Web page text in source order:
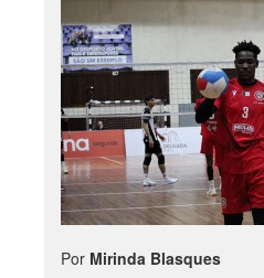
Por Mirinda Blasques